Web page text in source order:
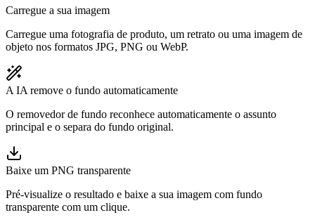
Carregue a sua imagem
Carregue uma fotografia de produto, um retrato ou uma imagem de
objeto nos formatos JPG, PNG ou WebP.
A IA remove o fundo automaticamente
O removedor de fundo reconhece automaticamente o assunto
principal e o separa do fundo original.
Baixe um PNG transparente
Pré-visualize o resultado e baixe a sua imagem com fundo
transparente com um clique.